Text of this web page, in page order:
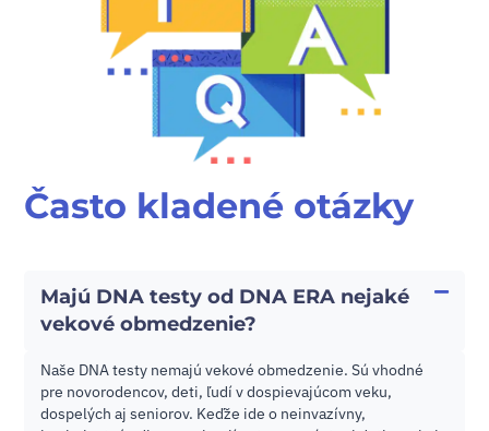
Často kladené otázky
Majú DNA testy od DNA ERA nejaké
vekové obmedzenie?
Naše DNA testy nemajú vekové obmedzenie. Sú vhodné
pre novorodencov, deti, ľudí v dospievajúcom veku,
dospelých aj seniorov. Keďže ide o neinvazívny,